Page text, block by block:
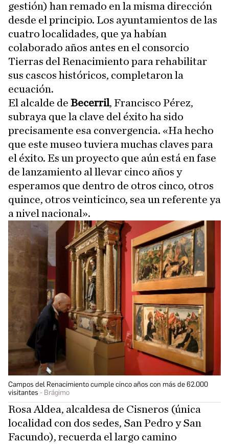
gestión) han remado en la misma dirección
desde el principio. Los ayuntamientos de las
cuatro localidades, que ya habían
colaborado años antes en el consorcio
Tierras del Renacimiento para rehabilitar
sus cascos históricos, completaron la
ecuación.
El alcalde de Becerril, Francisco Pérez,
subraya que la clave del éxito ha sido
precisamente esa convergencia. «Ha hecho
que este museo tuviera muchas claves para
el éxito. Es un proyecto que aún está en fase
de lanzamiento al llevar cinco años y
esperamos que dentro de otros cinco, otros
quince, otros veinticinco, sea un referente ya
a nivel nacional».
Campos del Renacimiento cumple cinco años con más de 62.000
visitantes
Brágimo
Rosa Aldea, alcaldesa de Cisneros (única
localidad con dos sedes, San Pedro y San
Facundo), recuerda el largo camino